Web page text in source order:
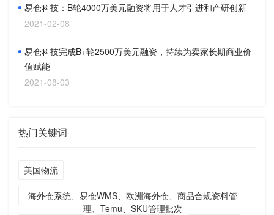
易仓科技：B轮4000万美元融资将用于人才引进和产研创新
2021-02-08
易仓科技完成B+轮2500万美元融资，持续为卖家长期商业价
值赋能
2021-08-03
热门关键词
美国物流
海外仓系统、易仓WMS、欧洲海外仓、商品合规资料管
理、Temu、SKU管理批次